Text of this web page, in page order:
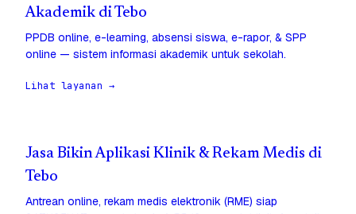
Akademik di Tebo
PPDB online, e-learning, absensi siswa, e-rapor, & SPP
online — sistem informasi akademik untuk sekolah.
Lihat layanan →
Jasa Bikin Aplikasi Klinik & Rekam Medis di
Tebo
Antrean online, rekam medis elektronik (RME) siap